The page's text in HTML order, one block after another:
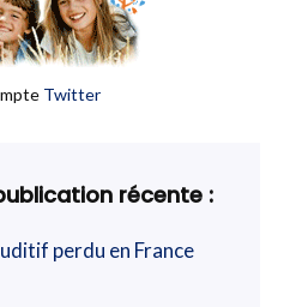
Twitter
récente :
perdu en France